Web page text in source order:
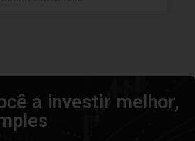
a investir melhor,